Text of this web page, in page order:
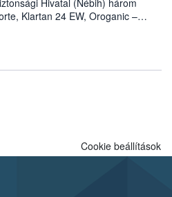
Klartan 24 EW, Oroganic –
így azok a szüretet követően,
91) stádiumáig
a károsító elleni további
és ökológiai termesztésben is
Cookie beállítások